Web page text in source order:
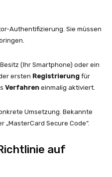
Authentifizierung. Sie müssen
(Ihr Smartphone) oder ein
ersten Registrierung für
Verfahren einmalig aktiviert.
Umsetzung. Bekannte
„MasterCard Secure Code“.
auf